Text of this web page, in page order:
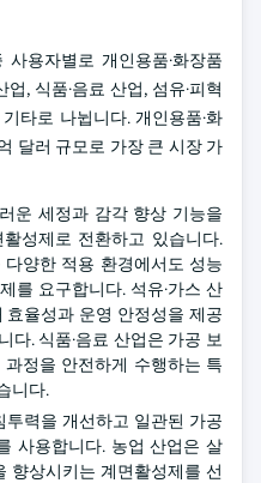
용자별로 개인용품·화장품
, 식품·음료 산업, 섬유·피혁
타로 나뉩니다. 개인용품·화
달러 규모로 가장 큰 시장 가
운 세정과 감각 향상 기능을
성제로 전환하고 있습니다.
양한 적용 환경에서도 성능
를 요구합니다. 석유·가스 산
율성과 운영 안정성을 제공
다. 식품·음료 산업은 가공 보
정을 안전하게 수행하는 특
니다.
투력을 개선하고 일관된 가공
사용합니다. 농업 산업은 살
향상시키는 계면활성제를 선